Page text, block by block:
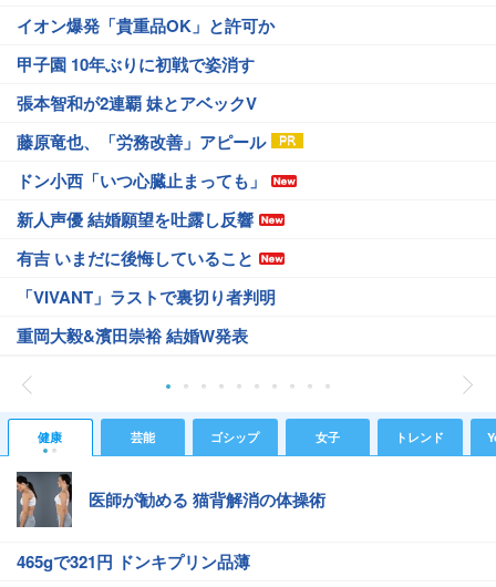
イオン爆発「貴重品OK」と許可か
甲子園 10年ぶりに初戦で姿消す
張本智和が2連覇 妹とアベックV
藤原竜也、「労務改善」アピール
ドン小西「いつ心臓止まっても」
新人声優 結婚願望を吐露し反響
有吉 いまだに後悔していること
「VIVANT」ラストで裏切り者判明
重岡大毅&濱田崇裕 結婚W発表
健康 芸能 ゴシップ 女子 トレンド
医師が勧める 猫背解消の体操術
465gで321円 ドンキプリン品薄